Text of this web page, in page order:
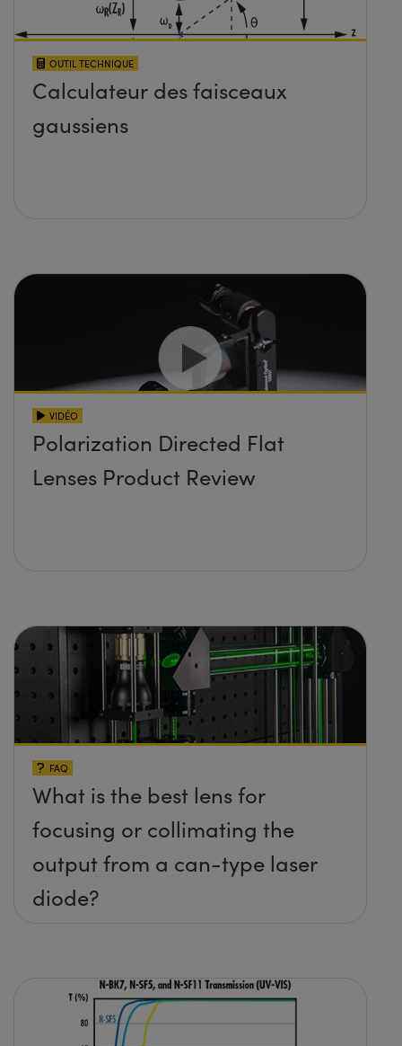
OUTIL TECHNIQUE
Calculateur des faisceaux
gaussiens
VIDÉO
Polarization Directed Flat
Lenses Product Review
FAQ
What is the best lens for
focusing or collimating the
output from a can-type laser
diode?